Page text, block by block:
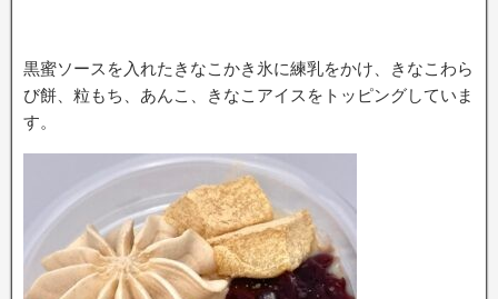
黒蜜ソースを入れたきなこかき氷に練乳をかけ、きなこわら
び餅、粒もち、あんこ、きなこアイスをトッピングしていま
す。